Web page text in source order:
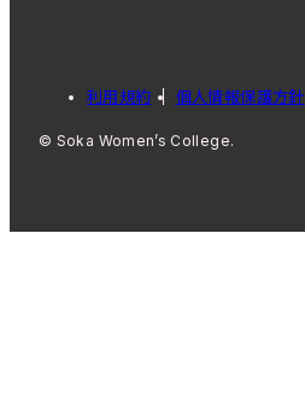
利用規約 個人情報保護方針
© Soka Women’s College.